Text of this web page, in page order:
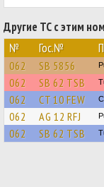
Другие ТС с этим
№
Гос.№
062 SB 5856
062 SB 62 TSB
062 CT 10 FEW
062 AG 12 RFJ
062 SB 62 TSB